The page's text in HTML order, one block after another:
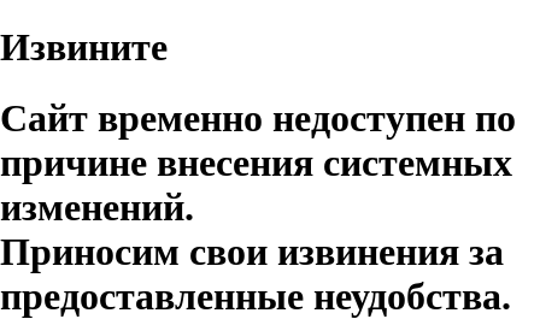
Извините
Сайт временно недоступен по
причине внесения системных
изменений.
Приносим свои извинения за
предоставленные неудобства.